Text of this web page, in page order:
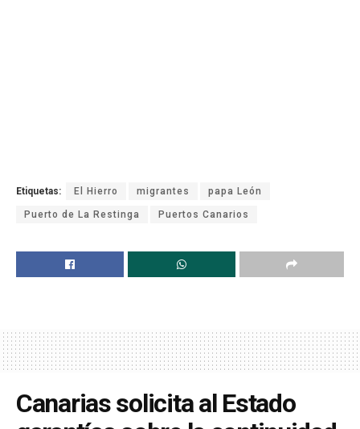
Etiquetas: El Hierro migrantes papa León
Puerto de La Restinga Puertos Canarios
Canarias solicita al Estado